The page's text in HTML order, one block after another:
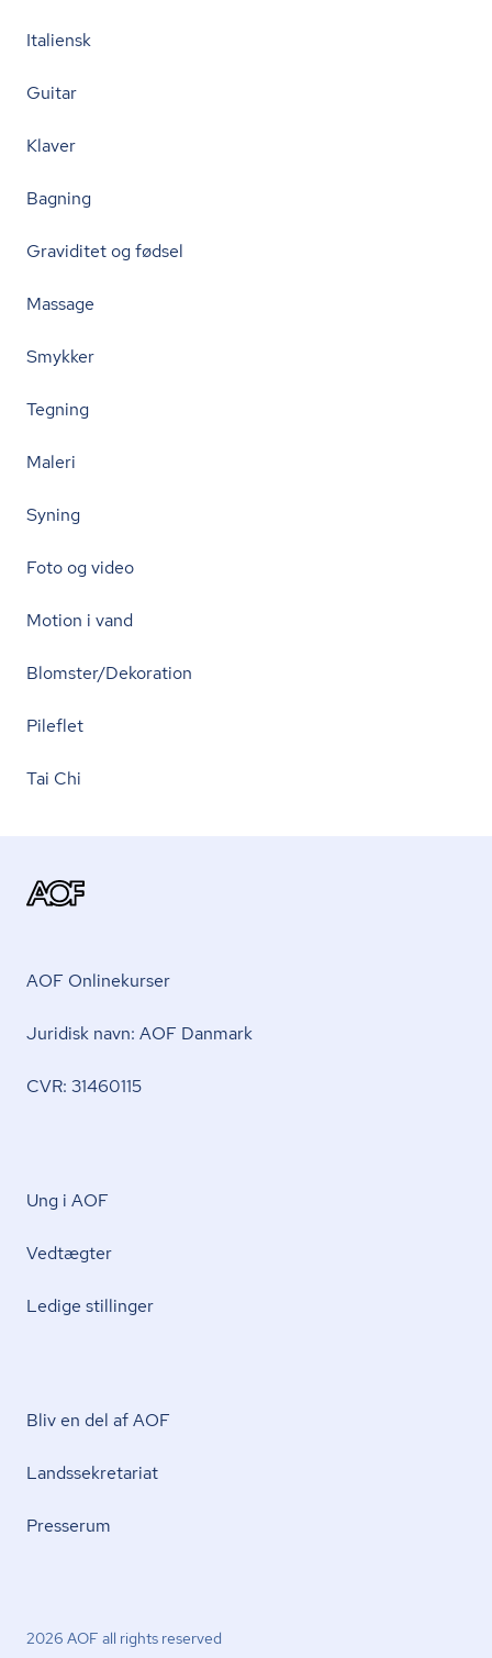
Italiensk
Guitar
Klaver
Bagning
Graviditet og fødsel
Massage
Smykker
Tegning
Maleri
Syning
Foto og video
Motion i vand
Blomster/Dekoration
Pileflet
Tai Chi
AOF Onlinekurser
Juridisk navn: AOF Danmark
CVR: 31460115
Ung i AOF
Vedtægter
Ledige stillinger
Bliv en del af AOF
Lands­se­kre­ta­ri­at
Presserum
2026 AOF all rights reserved